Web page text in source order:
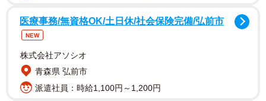
息子さんはかなりショックを受けたようで沈んで帰宅し、
もう学校すら行きたくないほどの状況に。そこで、息子さ
医療事務/無資格OK/土日休/社会保険完備/弘前市
NEW
株式会社アソシオ
青森県 弘前市
派遣社員：時給1,100円～1,200円